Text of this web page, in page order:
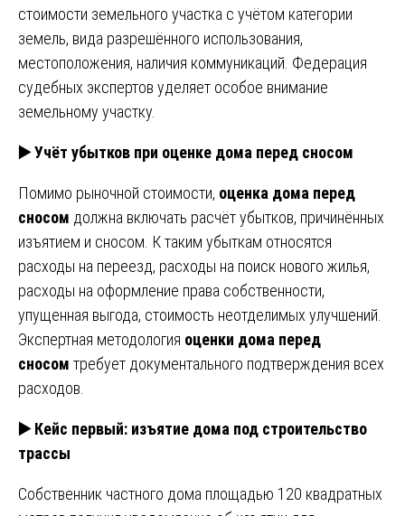
стоимости земельного участка с учётом категории
земель, вида разрешённого использования,
местоположения, наличия коммуникаций. Федерация
судебных экспертов уделяет особое внимание
земельному участку.
▶️ Учёт убытков при оценке дома перед сносом
Помимо рыночной стоимости, оценка дома перед
сносом должна включать расчёт убытков, причинённых
изъятием и сносом. К таким убыткам относятся
расходы на переезд, расходы на поиск нового жилья,
расходы на оформление права собственности,
упущенная выгода, стоимость неотделимых улучшений.
Экспертная методология оценки дома перед
сносом требует документального подтверждения всех
расходов.
▶️ Кейс первый: изъятие дома под строительство
трассы
Собственник частного дома площадью 120 квадратных